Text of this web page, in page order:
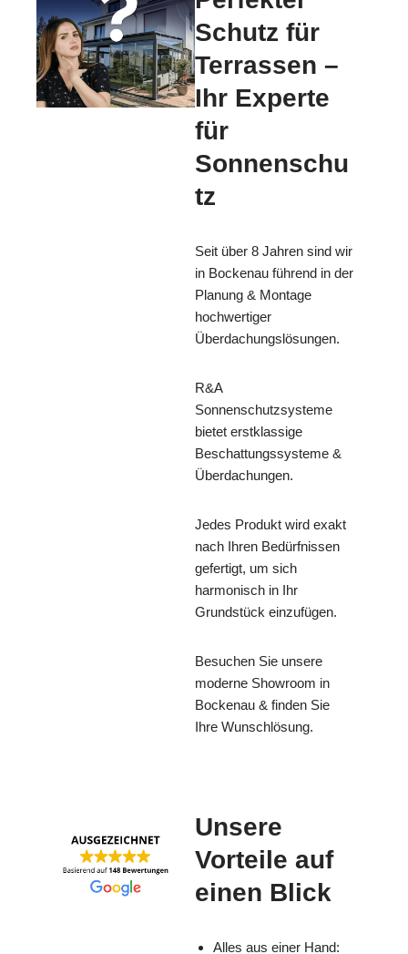
Schutz für
Terrassen –
Ihr Experte
für
Sonnenschu
tz
Seit über 8 Jahren sind wir
in Bockenau führend in der
Planung & Montage
hochwertiger
Überdachungslösungen.
R&A
Sonnenschutzsysteme
bietet erstklassige
Beschattungssysteme &
Überdachungen.
Jedes Produkt wird exakt
nach Ihren Bedürfnissen
gefertigt, um sich
harmonisch in Ihr
Grundstück einzufügen.
Besuchen Sie unsere
moderne Showroom in
Bockenau & finden Sie
Ihre Wunschlösung.
Unsere
Vorteile auf
einen Blick
Alles aus einer Hand: